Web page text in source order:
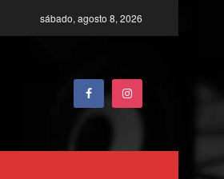
sábado, agosto 8, 2026